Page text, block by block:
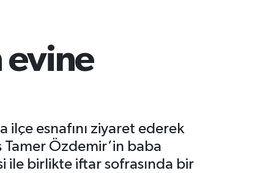
evine
ilçe esnafını ziyaret ederek
Özdemir’in baba
ile birlikte iftar sofrasında bir